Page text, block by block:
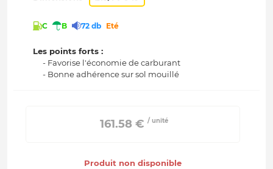
C B 72 db Eté
Les points forts :
- Favorise l'économie de carburant
- Bonne adhérence sur sol mouillé
161.58 € / unité
Produit non disponible